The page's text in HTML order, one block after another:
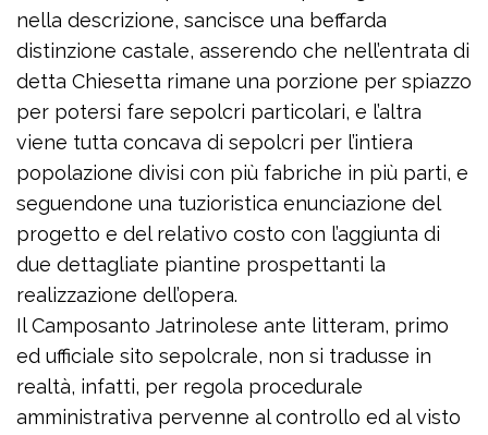
nella descrizione, sancisce una beffarda
distinzione castale, asserendo che nell’entrata di
detta Chiesetta rimane una porzione per spiazzo
per potersi fare sepolcri particolari, e l’altra
viene tutta concava di sepolcri per l’intiera
popolazione divisi con più fabriche in più parti, e
seguendone una tuzioristica enunciazione del
progetto e del relativo costo con l’aggiunta di
due dettagliate piantine prospettanti la
realizzazione dell’opera.
Il Camposanto Jatrinolese ante litteram, primo
ed ufficiale sito sepolcrale, non si tradusse in
realtà, infatti, per regola procedurale
amministrativa pervenne al controllo ed al visto